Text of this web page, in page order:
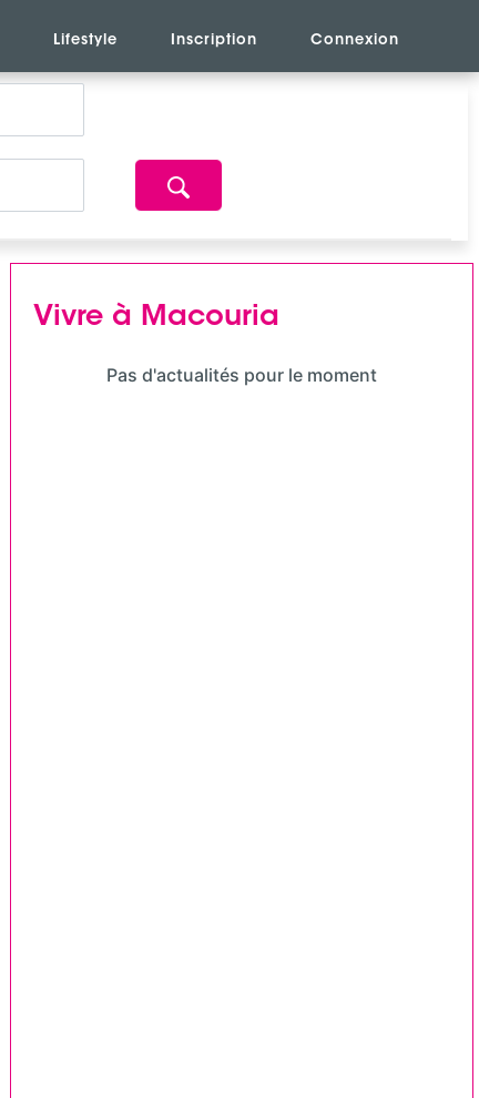
Lifestyle Inscription Connexion
Vivre à Macouria
Pas d'actualités pour le moment